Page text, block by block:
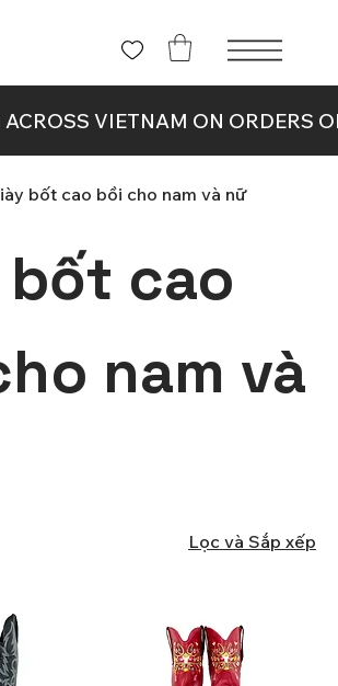
bốt cao bồi cho nam và nữ
bốt cao
nam và
Lọc và Sắp xếp